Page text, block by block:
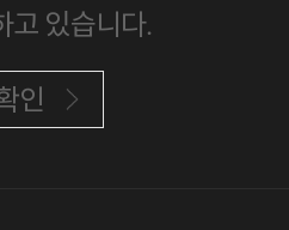
고 있습니다.
인